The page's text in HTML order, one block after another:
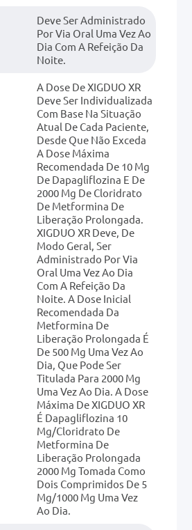
Deve Ser Administrado
Por Via Oral Uma Vez Ao
Dia Com A Refeição Da
Noite.
A Dose De XIGDUO XR
Deve Ser Individualizada
Com Base Na Situação
Atual De Cada Paciente,
Desde Que Não Exceda
A Dose Máxima
Recomendada De 10 Mg
De Dapagliflozina E De
2000 Mg De Cloridrato
De Metformina De
Liberação Prolongada.
XIGDUO XR Deve, De
Modo Geral, Ser
Administrado Por Via
Oral Uma Vez Ao Dia
Com A Refeição Da
Noite. A Dose Inicial
Recomendada Da
Metformina De
Liberação Prolongada É
De 500 Mg Uma Vez Ao
Dia, Que Pode Ser
Titulada Para 2000 Mg
Uma Vez Ao Dia. A Dose
Máxima De XIGDUO XR
É Dapagliflozina 10
Mg/cloridrato De
Metformina De
Liberação Prolongada
2000 Mg Tomada Como
Dois Comprimidos De 5
Mg/1000 Mg Uma Vez
Ao Dia.